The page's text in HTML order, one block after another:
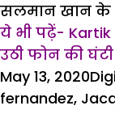
सलमान खान के
ये भी पढ़ें- Kartik
उठी फोन की
Posted
on
May 13, 2020
fernandez,